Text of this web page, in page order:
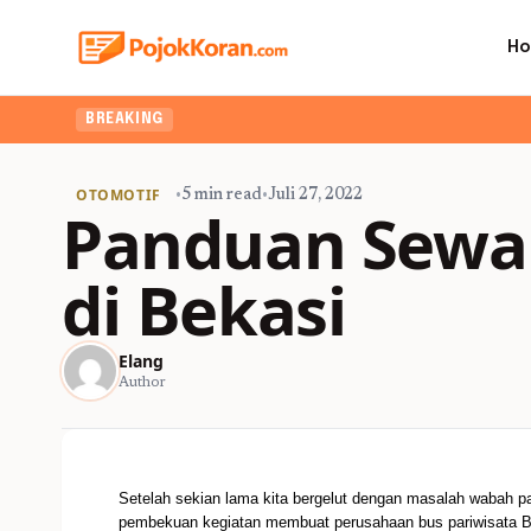
BREAKING
OTOMOTIF •5 min read•Juli 27, 2022
Panduan
di Bekasi
Elang
Author
Setelah sekian lama kita bergelut dengan masalah wabah
pembekuan kegiatan membuat perusahaan bus pariwisata